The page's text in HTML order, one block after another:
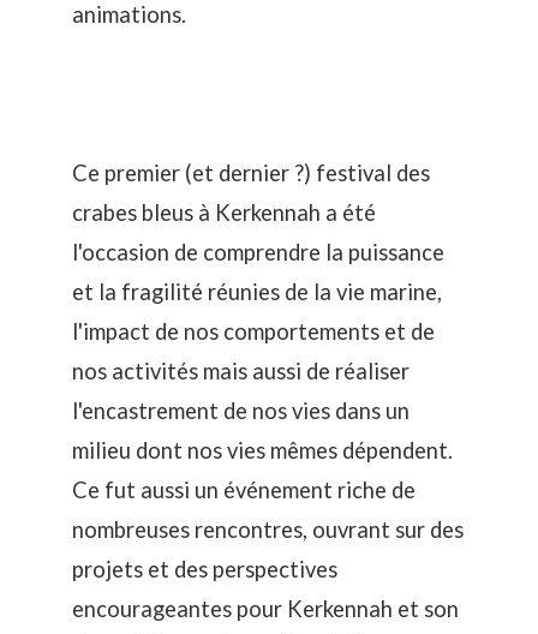
animations.
Ce premier (et dernier ?) festival des
crabes bleus à Kerkennah a été
l'occasion de comprendre la puissance
et la fragilité réunies de la vie marine,
l'impact de nos comportements et de
nos activités mais aussi de réaliser
l'encastrement de nos vies dans un
milieu dont nos vies mêmes dépendent.
Ce fut aussi un événement riche de
nombreuses rencontres, ouvrant sur des
projets et des perspectives
encourageantes pour Kerkennah et son